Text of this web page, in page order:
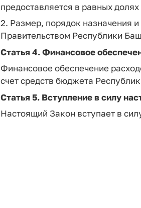
предоставляется в равных
2. Размер, порядок назначения
Правительством Республики
Статья 4. Финансовое
Финансовое обеспечение
счет средств бюджета
Статья 5. Вступление в силу
Настоящий Закон вступает в